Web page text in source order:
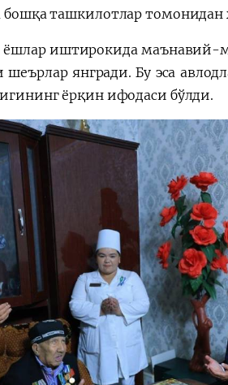
ташкилотлар томонидан
ёшлар иштирокида маънавий-
шеърлар янгради. Бу эса
ёрқин ифодаси бўлди.